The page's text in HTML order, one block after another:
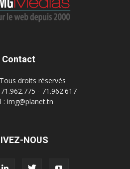
Contact
droits réservés
- 71.962.617
: img@planet.tn
NOUS